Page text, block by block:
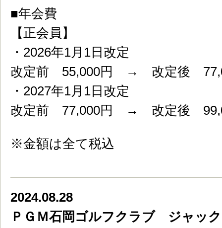
■年会費
【正会員】
・2026年1月1日改定
改定前 55,000円 → 改定後
・2027年1月1日改定
改定前 77,000円 → 改定後
※金額は全て税込
2024.08.28
ＰＧＭ石岡ゴルフクラブ ジャッ